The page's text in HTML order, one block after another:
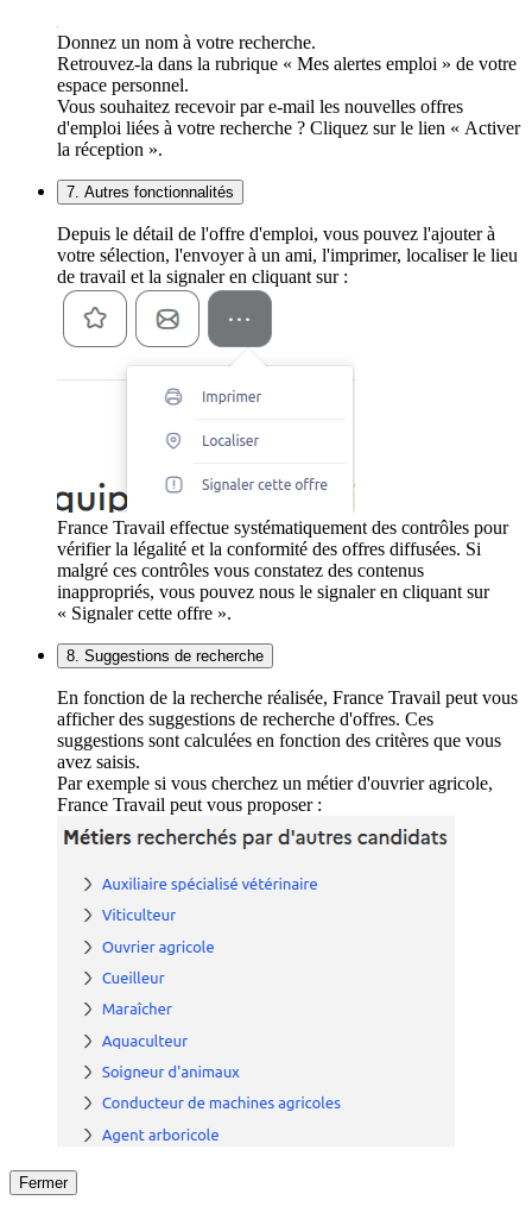
Donnez un nom à votre recherche.
Retrouvez-la dans la rubrique « Mes alertes emploi » de votre
espace personnel.
Vous souhaitez recevoir par e-mail les nouvelles offres
d'emploi liées à votre recherche ? Cliquez sur le lien « Activer
la réception ».
7. Autres fonctionnalités
Depuis le détail de l'offre d'emploi, vous pouvez l'ajouter à
votre sélection, l'envoyer à un ami, l'imprimer, localiser le lieu
de travail et la signaler en cliquant sur :
France Travail effectue systématiquement des contrôles pour
vérifier la légalité et la conformité des offres diffusées. Si
malgré ces contrôles vous constatez des contenus
inappropriés, vous pouvez nous le signaler en cliquant sur
« Signaler cette offre ».
8. Suggestions de recherche
En fonction de la recherche réalisée, France Travail peut vous
afficher des suggestions de recherche d'offres. Ces
suggestions sont calculées en fonction des critères que vous
avez saisis.
Par exemple si vous cherchez un métier d'ouvrier agricole,
France Travail peut vous proposer :
Fermer